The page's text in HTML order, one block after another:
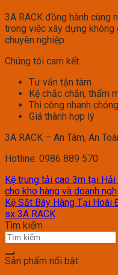
3A RACK đồng hành cùng
trong việc xây dựng không
chuyên nghiệp.
Chúng tôi cam kết:
Tư vấn tận tâm
Kệ chắc chắn, thẩm
Thi công nhanh chóng
Giá thành hợp lý
3A RACK – An Tâm, An
Hotline: 0986 889 570
Kệ trung tải cao 3m tại
cho kho hàng và doanh
Kệ Sắt Bày Hàng Tại
sx 3A RACK
Tìm kiếm
Sản phẩm nổi bật